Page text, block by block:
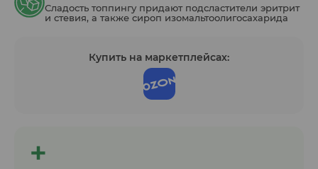
Сладость топпингу придают подсластители эритрит
и стевия, а также сироп изомальтоолигосахарида
Купить на маркетплейсах: